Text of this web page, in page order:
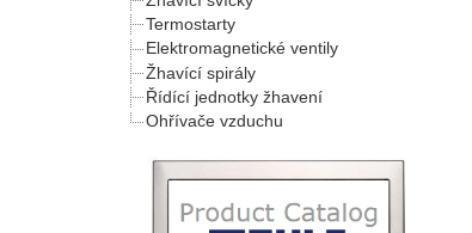
Termostarty
Elektromagnetické ventily
Žhavící spirály
Řídící jednotky žhavení
Ohřívače vzduchu